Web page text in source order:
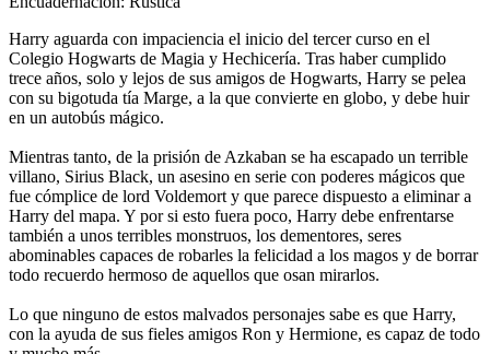
Harry aguarda con impaciencia el inicio del tercer curso en el
Colegio Hogwarts de Magia y Hechicería. Tras haber cumplido
trece años, solo y lejos de sus amigos de Hogwarts, Harry se pelea
con su bigotuda tía Marge, a la que convierte en globo, y debe huir
en un autobús mágico.
Mientras tanto, de la prisión de Azkaban se ha escapado un terrible
villano, Sirius Black, un asesino en serie con poderes mágicos que
fue cómplice de lord Voldemort y que parece dispuesto a eliminar a
Harry del mapa. Y por si esto fuera poco, Harry debe enfrentarse
también a unos terribles monstruos, los dementores, seres
abominables capaces de robarles la felicidad a los magos y de borrar
todo recuerdo hermoso de aquellos que osan mirarlos.
Lo que ninguno de estos malvados personajes sabe es que Harry,
con la ayuda de sus fieles amigos Ron y Hermione, es capaz de todo